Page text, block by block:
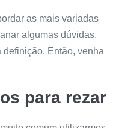
as mais variadas
algumas dúvidas,
Então, venha
para rezar